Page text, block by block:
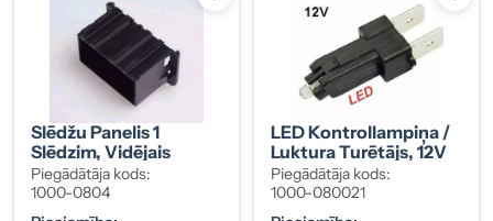
Slēdžu Panelis 1
Slēdzim, Vidējais
Piegādātāja kods:
1000-0804
LED Kontrollampiņa /
Luktura Turētājs, 12V
Piegādātāja kods:
1000-080021